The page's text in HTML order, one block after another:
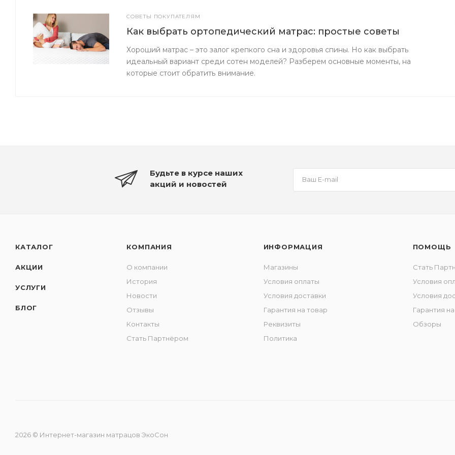
СОВЕТЫ ПОКУПАТЕЛЯМ
Как выбрать ортопедический матрас: простые советы
Хороший матрас – это залог крепкого сна и здоровья спины. Но как выбрать
идеальный вариант среди сотен моделей? Разберем основные моменты, на
которые стоит обратить внимание.
Будьте в курсе наших
акций и новостей
КАТАЛОГ
АКЦИИ
УСЛУГИ
БЛОГ
КОМПАНИЯ
О компании
История
Новости
Отзывы
Контакты
Стать Партнёром
ИНФОРМАЦИЯ
Магазины
Условия оплаты
Условия доставки
Гарантия на товар
Реквизиты
Политика
ПОМОЩЬ
Стать
Условия
Условия
Гарантия
Обзоры
2026 © Интернет-магазин матрацов ЭкоСон